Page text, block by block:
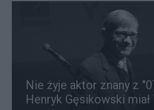
Nie żyje aktor znany z
Henryk Gęsikowski miał